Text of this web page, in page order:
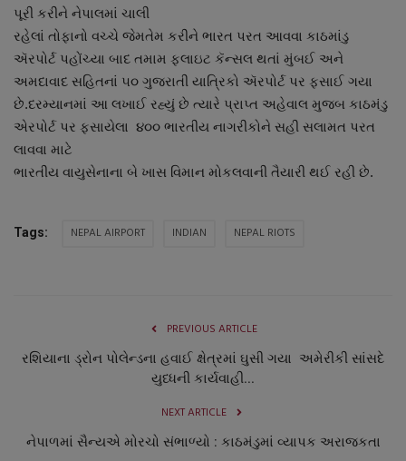
બોલિવૂડ
સ્વાસ્થ્ય
પૂરી કરીને નેપાલમાં ચાલી
રહેલાં તોફાનો વચ્ચે જેમતેમ કરીને ભારત પરત આવવા કાઠમાંડુ
ઍરપોર્ટ પહોંચ્યા બાદ તમામ ફ્લાઇટ કૅન્સલ થતાં મુંબઈ અને
અમદાવાદ સહિતનાં ૫૦ ગુજરાતી યાત્રિકો ઍરપોર્ટ પર ફસાઈ ગયા
છે.દરમ્યાનમાં આ લખાઈ રહ્યું છે ત્યારે પ્રાપ્ત અહેવાલ મુજબ કાઠમંડુ
એરપોર્ટ પર ફસાયેલા ૪૦૦ ભારતીય નાગરીકોને સહી સલામત પરત
લાવવા માટે
ભારતીય વાયુસેનાના બે ખાસ વિમાન મોકલવાની તૈયારી થઈ રહી છે.
Tags: NEPAL AIRPORT INDIAN NEPAL RIOTS
PREVIOUS ARTICLE
રશિયાના ડ્રોન પોલેન્ડના હવાઈ ક્ષેત્રમાં ઘુસી ગયા અમેરીકી સાંસદે
યુધ્ધની કાર્યવાહી...
NEXT ARTICLE
નેપાળમાં સૈન્યએ મોરચો સંભાળ્યો : કાઠમંડુમાં વ્યાપક અરાજકતા